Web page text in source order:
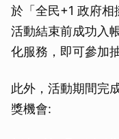
於「全民+1 政府
活動結束前成功入
化服務，即可參加
此外，活動期間完
獎機會: